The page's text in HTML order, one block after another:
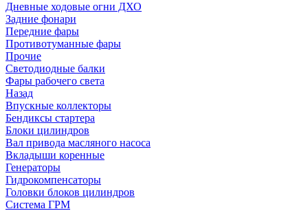
Дневные ходовые огни ДХО
Задние фонари
Передние фары
Противотуманные фары
Прочие
Светодиодные балки
Фары рабочего света
Назад
Впускные коллекторы
Бендиксы стартера
Блоки цилиндров
Вал привода масляного насоса
Вкладыши коренные
Генераторы
Гидрокомпенсаторы
Головки блоков цилиндров
Система ГРМ